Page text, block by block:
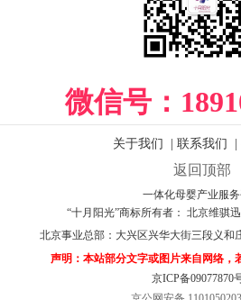
微信号：
关于我们 联系我们
返回顶部
一体化母婴产业服
“十月阳光”商标所有者： 北京维骐
北京事业总部： 大兴区兴华大街三段义和
声明：本站部分文字或图片来自网络，
京ICP备09077870